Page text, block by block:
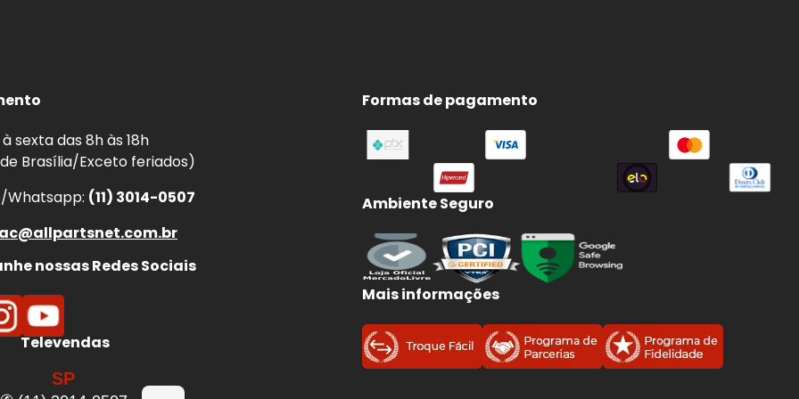
sexta das 8h às 18h
Brasília/Exceto feriados)
Whatsapp: (11) 3014-0507
nossas Redes Sociais
Televendas
SP
Formas de pagamento
Ambiente Seguro
Mais informações